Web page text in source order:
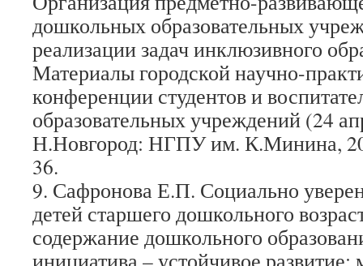
дошкольных образовательных
реализации задач инклюзивного
Материалы городской научно-
конференции студентов и
образовательных учреждений (24
Н.Новгород: НГПУ им. К.Минина,
36.
9. Сафронова Е.П. Социально
детей старшего дошкольного
содержание дошкольного
инициатива – устойчивое развитие: